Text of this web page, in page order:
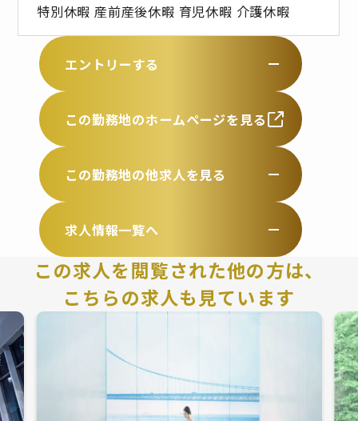
特別休暇 産前産後休暇 育児休暇 介護休暇
エントリーする
この勤務地のホームページを見る
この勤務地の他求人を見る
求人情報一覧へ
この求人を閲覧された他の方は、
こちらの求人も見ています